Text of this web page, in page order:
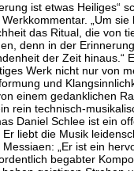
ist etwas Heiliges“
„Um
das Ritual, die von
denn in der
der Zeit hinaus.“
Werk nicht nur von
und
einem gedanklichen
rein technisch-
Daniel Schlee ist ein
Er liebt die Musik
Messiaen: „Er ist ein
begabter